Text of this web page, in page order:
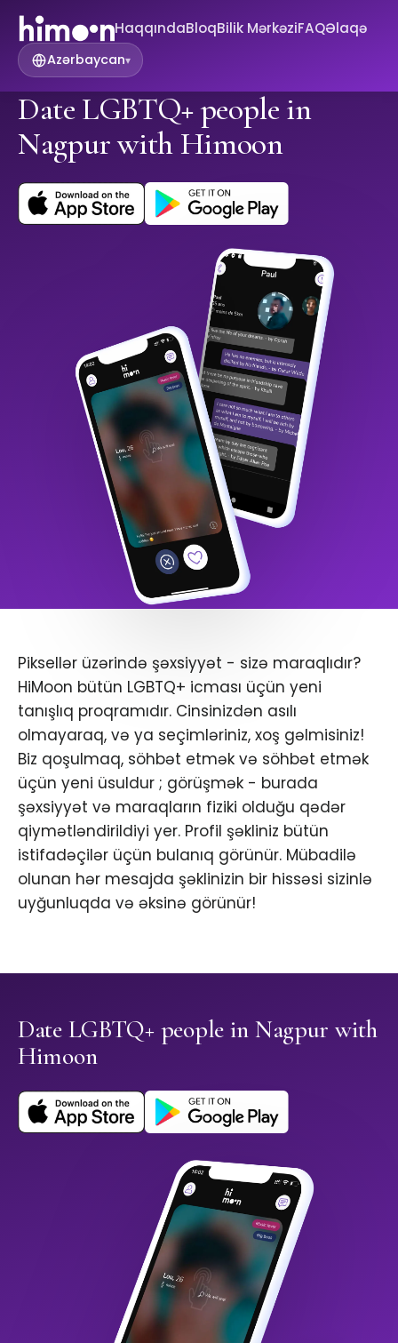
HaqqındaBloqBilik MərkəziFAQƏlaqə
Azərbaycan▾
Date LGBTQ+ people in
Nagpur with Himoon
Piksellər üzərində şəxsiyyət - sizə maraqlıdır?
HiMoon bütün LGBTQ+ icması üçün yeni
tanışlıq proqramıdır. Cinsinizdən asılı
olmayaraq, və ya seçimləriniz, xoş gəlmisiniz!
Biz qoşulmaq, söhbət etmək və söhbət etmək
üçün yeni üsuldur ; görüşmək - burada
şəxsiyyət və maraqların fiziki olduğu qədər
qiymətləndirildiyi yer. Profil şəkliniz bütün
istifadəçilər üçün bulanıq görünür. Mübadilə
olunan hər mesajda şəklinizin bir hissəsi sizinlə
uyğunluqda və əksinə görünür!
Date LGBTQ+ people in Nagpur with
Himoon